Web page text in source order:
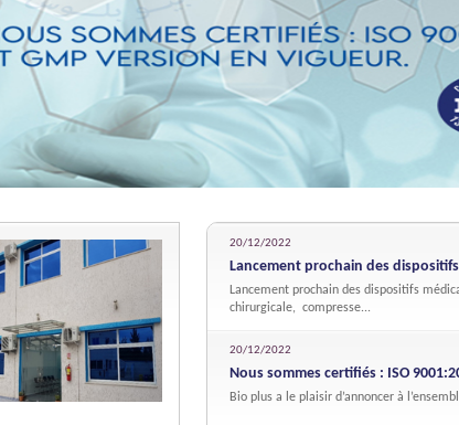
1 2 3 4 5
20/12/2022
Lancement prochain des
Lancement prochain des dispositifs
chirurgicale, compresse...
20/12/2022
Nous sommes certifiés : ISO
Bio plus a le plaisir d’annoncer à